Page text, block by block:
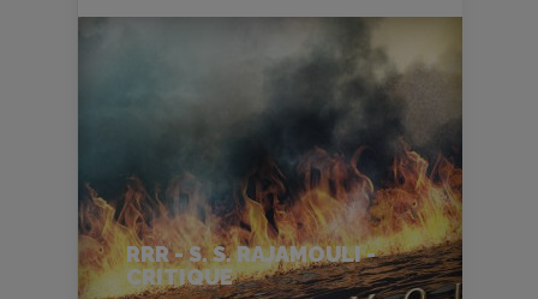
RRR - S. S. RAJAMOULI -
CRITIQUE